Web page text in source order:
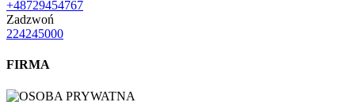
+48729454767
Zadzwoń
224245000
FIRMA